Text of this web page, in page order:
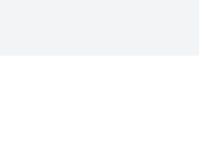
POSTERIORE